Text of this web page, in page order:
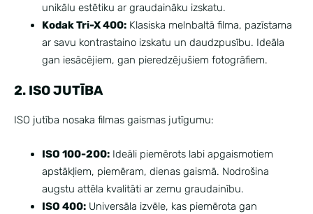
unikālu estētiku ar graudaināku izskatu.
Kodak Tri-X 400: Klasiska melnbaltā filma, pazīstama
ar savu kontrastaino izskatu un daudzpusību. Ideāla
gan iesācējiem, gan pieredzējušiem fotogrāfiem.
2. ISO JUTĪBA
ISO jutība nosaka filmas gaismas jutīgumu:
ISO 100-200: Ideāli piemērots labi apgaismotiem
apstākļiem, piemēram, dienas gaismā. Nodrošina
augstu attēla kvalitāti ar zemu graudainību.
ISO 400: Universāla izvēle, kas piemērota gan